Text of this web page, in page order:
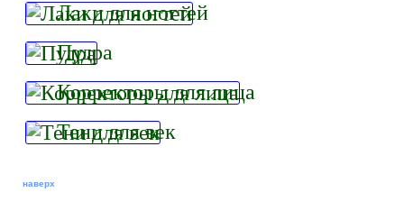
Лаки для ногтей
Пудра
Корректоры для лица
Тени для век
наверх